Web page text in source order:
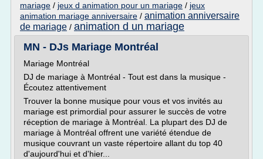
mariage / jeux d animation pour un mariage / jeux
animation mariage anniversaire / animation anniversaire
de mariage / animation d un mariage
MN - DJs Mariage Montréal
Mariage Montréal
DJ de mariage à Montréal - Tout est dans la musique -
Écoutez attentivement
Trouver la bonne musique pour vous et vos invités au
mariage est primordial pour assurer le succès de votre
réception de mariage à Montréal. La plupart des DJ de
mariage à Montréal offrent une variété étendue de
musique couvrant un vaste répertoire allant du top 40
d'aujourd'hui et d'hier...